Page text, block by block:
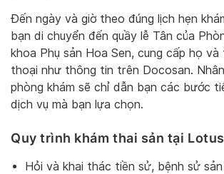
Đến ngày và giờ theo đúng lịch hẹn
bạn di chuyển đến quầy lễ Tân của
khoa Phụ sản Hoa Sen, cung cấp họ
thoại như thông tin trên Docosan.
phòng khám sẽ chỉ dẫn bạn các bước
dịch vụ mà bạn lựa chọn.
Quy trình khám thai sản tại
Hỏi và khai thác tiền sử, bệnh sử